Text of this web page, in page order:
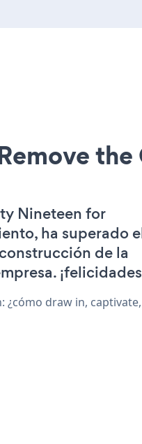
Nineteen for
ha superado
de la
¿cómo draw in,